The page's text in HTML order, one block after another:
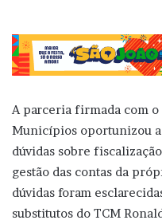
A parceria firmada com
Municípios oportunizou
dúvidas sobre
gestão das contas da
dúvidas foram
substitutos do TCM